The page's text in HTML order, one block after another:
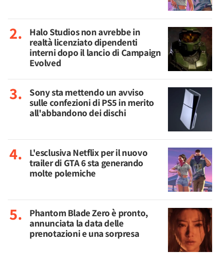
Halo Studios non avrebbe in
realtà licenziato dipendenti
interni dopo il lancio di Campaign
Evolved
Sony sta mettendo un avviso
sulle confezioni di PS5 in merito
all'abbandono dei dischi
L'esclusiva Netflix per il nuovo
trailer di GTA 6 sta generando
molte polemiche
Phantom Blade Zero è pronto,
annunciata la data delle
prenotazioni e una sorpresa